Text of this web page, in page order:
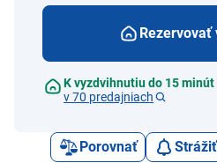
Rezervovať
K vyzdvihnutiu do 15 minút
v 70 predajniach
Porovnať